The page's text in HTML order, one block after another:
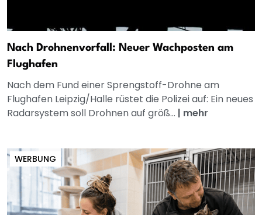
Nach Drohnenvorfall: Neuer Wachposten am
Flughafen
Nach dem Fund einer Sprengstoff-Drohne am
Flughafen Leipzig/Halle rüstet die Polizei auf: Ein neues
Radarsystem soll Drohnen auf größ... | mehr
WERBUNG